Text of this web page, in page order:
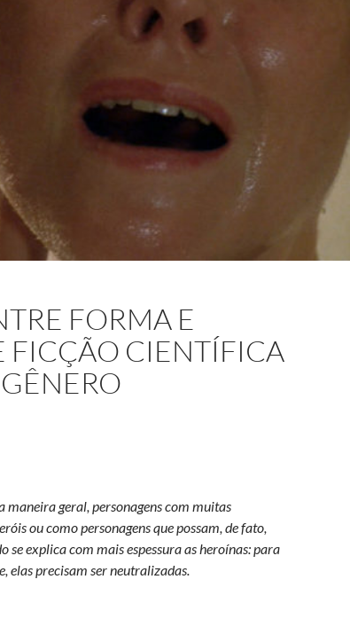
FORMA E
FICÇÃO CIENTÍFICA
maneira geral, personagens com muitas
ou como personagens que possam, de fato,
explica com mais espessura as heroínas: para
elas precisam ser neutralizadas.
o herói de ficção científica e a “neutralidade” de gênero